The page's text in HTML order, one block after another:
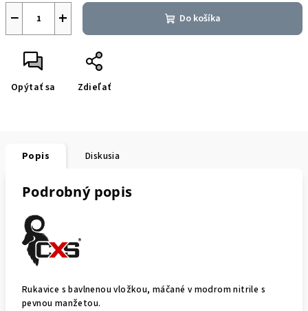
+
− Do košíka
Opýtať sa Zdieľať
Popis Diskusia
Podrobný popis
Rukavice s bavlnenou vložkou, máčané v modrom nitrile s
pevnou manžetou.